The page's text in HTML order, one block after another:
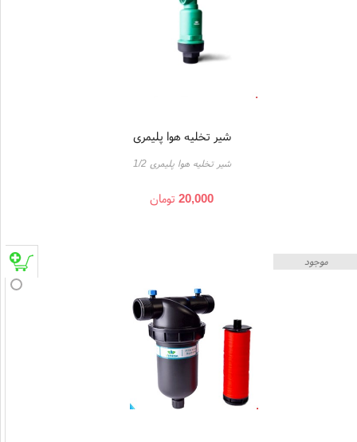
شیر تخلیه هوا پلیمری
شیر تخلیه هوا پلیمری 1/2
20,000تومان
موجود